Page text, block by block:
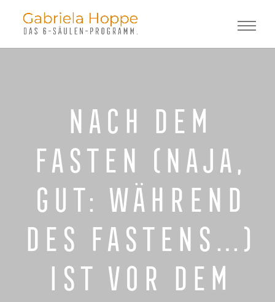
Nach dem
Fasten (naja,
gut: während
des Fastens…)
ist vor dem